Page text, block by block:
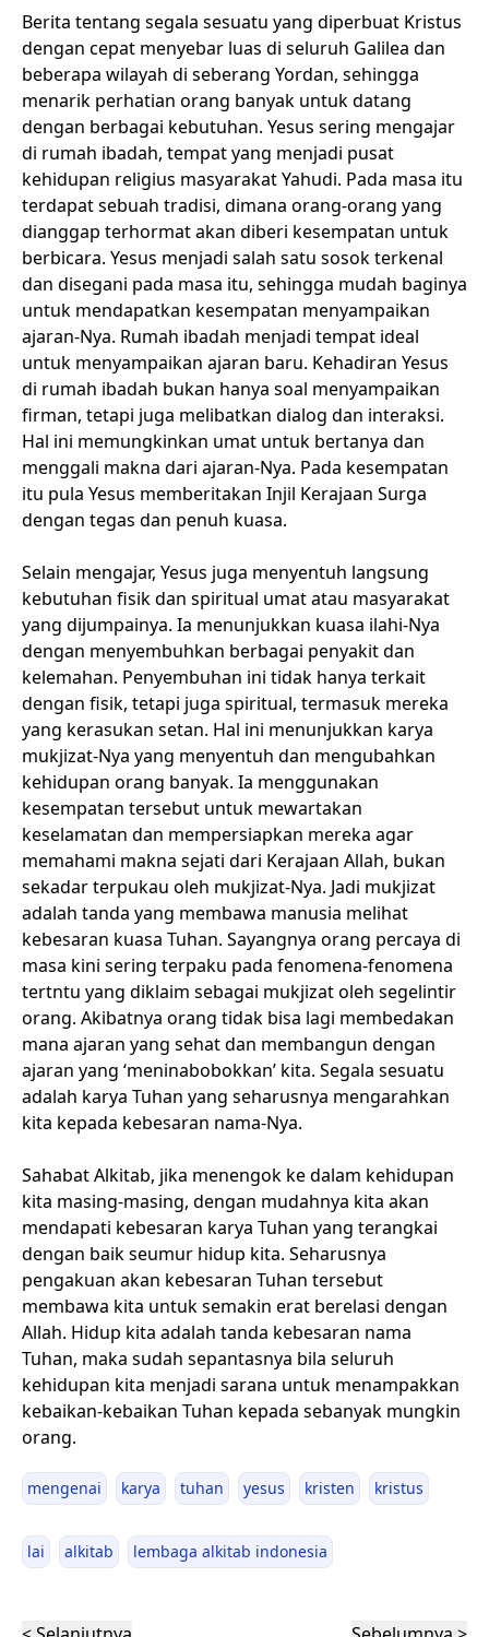
Berita tentang segala sesuatu yang diperbuat Kristus
dengan cepat menyebar luas di seluruh Galilea dan
beberapa wilayah di seberang Yordan, sehingga
menarik perhatian orang banyak untuk datang
dengan berbagai kebutuhan. Yesus sering mengajar
di rumah ibadah, tempat yang menjadi pusat
kehidupan religius masyarakat Yahudi. Pada masa itu
terdapat sebuah tradisi, dimana orang-orang yang
dianggap terhormat akan diberi kesempatan untuk
berbicara. Yesus menjadi salah satu sosok terkenal
dan disegani pada masa itu, sehingga mudah baginya
untuk mendapatkan kesempatan menyampaikan
ajaran-Nya. Rumah ibadah menjadi tempat ideal
untuk menyampaikan ajaran baru. Kehadiran Yesus
di rumah ibadah bukan hanya soal menyampaikan
firman, tetapi juga melibatkan dialog dan interaksi.
Hal ini memungkinkan umat untuk bertanya dan
menggali makna dari ajaran-Nya. Pada kesempatan
itu pula Yesus memberitakan Injil Kerajaan Surga
dengan tegas dan penuh kuasa.
Selain mengajar, Yesus juga menyentuh langsung
kebutuhan fisik dan spiritual umat atau masyarakat
yang dijumpainya. Ia menunjukkan kuasa ilahi-Nya
dengan menyembuhkan berbagai penyakit dan
kelemahan. Penyembuhan ini tidak hanya terkait
dengan fisik, tetapi juga spiritual, termasuk mereka
yang kerasukan setan. Hal ini menunjukkan karya
mukjizat-Nya yang menyentuh dan mengubahkan
kehidupan orang banyak. Ia menggunakan
kesempatan tersebut untuk mewartakan
keselamatan dan mempersiapkan mereka agar
memahami makna sejati dari Kerajaan Allah, bukan
sekadar terpukau oleh mukjizat-Nya. Jadi mukjizat
adalah tanda yang membawa manusia melihat
kebesaran kuasa Tuhan. Sayangnya orang percaya di
masa kini sering terpaku pada fenomena-fenomena
tertntu yang diklaim sebagai mukjizat oleh segelintir
orang. Akibatnya orang tidak bisa lagi membedakan
mana ajaran yang sehat dan membangun dengan
ajaran yang ‘meninabobokkan’ kita. Segala sesuatu
adalah karya Tuhan yang seharusnya mengarahkan
kita kepada kebesaran nama-Nya.
Sahabat Alkitab, jika menengok ke dalam kehidupan
kita masing-masing, dengan mudahnya kita akan
mendapati kebesaran karya Tuhan yang terangkai
dengan baik seumur hidup kita. Seharusnya
pengakuan akan kebesaran Tuhan tersebut
membawa kita untuk semakin erat berelasi dengan
Allah. Hidup kita adalah tanda kebesaran nama
Tuhan, maka sudah sepantasnya bila seluruh
kehidupan kita menjadi sarana untuk menampakkan
kebaikan-kebaikan Tuhan kepada sebanyak mungkin
orang.
mengenai karya tuhan yesus kristen kristus
lai alkitab lembaga alkitab indonesia